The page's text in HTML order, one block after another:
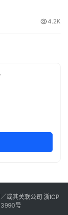
4.2K
或其关联公司 浙ICP
号